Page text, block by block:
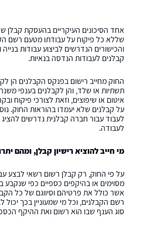
אחד הסיכונים העיקריים בהעסקת קבלן
שללא כל פיקוח על עבודתו מטעם רשם
והכישורים הנדרשים לביצוע עבודות
קבלנים לעבודות הנדסה בנאיות.
החוק מחייב רישום בפנקס הקבלנים הן
תשתיות או שלד, והן לקבלנים בענפי
איטום או שיפוצים, וזאת לצורכי פיקוח
על קבלנים שלא יעמדו בהוראות החוק.
לעבוד עבור חברה קבלנית נדרשים להציג
לעבודה.
מי חייב להוציא רישיון קבלן, ומהם
על פי החוק, רק קבלן רשום רשאי לבצע
מסוימים או בהיקפים כספיים כפי שנקבע
אשר כולל את פרטיהם וסיווגם של כל
רשם הקבלנים, וכל מי שמעוניין בכך
סוג הענף שבו הוא רשום ואת ההיקף